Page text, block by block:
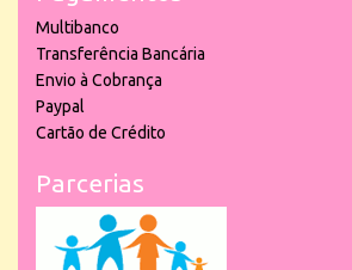
Multibanco
Transferência Bancária
Envio à Cobrança
Paypal
Cartão de Crédito
Parcerias